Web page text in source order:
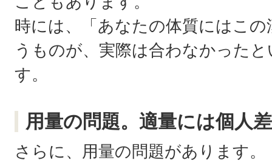
時には、「あなたの体質にはこ
うものが、実際は合わなかった
す。
用量の問題。適量には個人
さらに、用量の問題があります。